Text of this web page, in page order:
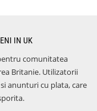
IN UK
comunitatea
Britanie. Utilizatorii
anunturi cu plata, care